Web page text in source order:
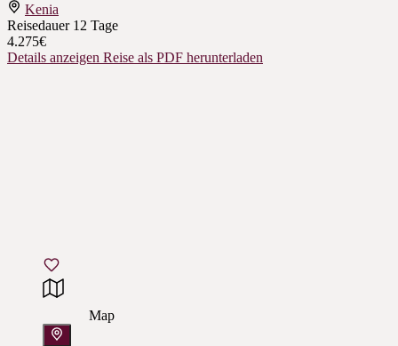
Kenia
Reisedauer 12 Tage
4.275€
Details anzeigen Reise als PDF herunterladen
Map